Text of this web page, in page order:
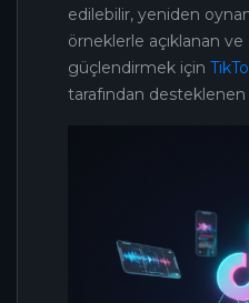
edilebilir, yeniden
örneklerle açıklanan
güçlendirmek için
tarafından